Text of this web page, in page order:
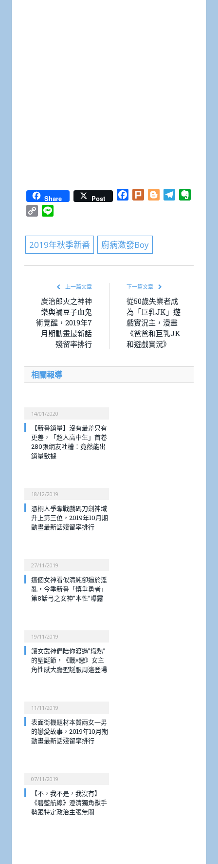
Share Post Facebook
Plurk BloggerTelegram
Copy
2019年秋季新番 廚病激發Boy
上一篇文章
炭治郎火之神神
樂與禰豆子血鬼
術覺醒，2019年7
月期動畫最新話
殘留率排行
下一篇文章
從50歲失業者成
為「巨乳JK」遊
戲實況主，漫畫
《爸爸和巨乳JK
和遊戲實況》
相關報導
14/01/2020
【新番銷量】沒有最差只有
更差，「超人高中生」首卷
280張網友吐槽：竟然能出
銷量數據
18/12/2019
憑桐人爭奪戰戲碼刀劍神域
升上第三位，2019年10月期
動畫最新話殘留率排行
27/11/2019
這個女神看似清純卻過於淫
亂，今季新番「慎重勇者」
第8話弓之女神”本性”曝露
19/11/2019
讓女武神們陪你渡過”熾熱”
的聖誕節，《戰×戀》女主
角性感大膽聖誕服周邊登場
11/11/2019
表面街機題材本質兩女一男
的戀愛故事，2019年10月期
動畫最新話殘留率排行
07/11/2019
【不，我不是，我沒有】
《碧藍航線》澄清獨角獸手
勢跟特定政治主張無關